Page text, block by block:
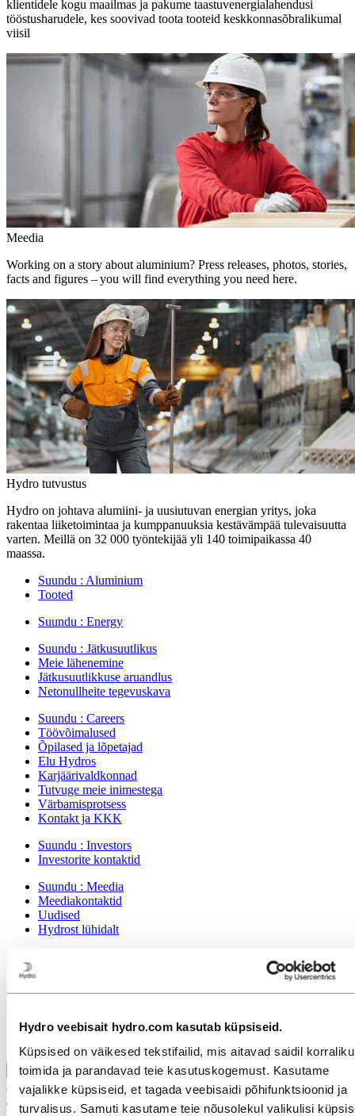
Hydro veebisait hydro.com kasutab küpsiseid.
Küpsised on väikesed tekstifailid, mis aitavad saidil
toimida ja parandavad teie kasutuskogemust. Kasutame
vajalikke küpsiseid, et tagada veebisaidi põhifunktsioonid ja
turvalisus. Samuti kasutame teie nõusolekul valikulisi
klientidele kogu maailmas ja pakume taastuvenergialahendusi
tööstusharudele, kes soovivad toota tooteid keskkonnasõbralikumal
viisil
Meedia
Working on a story about aluminium? Press releases, photos, stories,
facts and figures – you will find everything you need here.
Hydro tutvustus
Hydro on johtava alumiini- ja uusiutuvan energian yritys, joka
rakentaa liiketoimintaa ja kumppanuuksia kestävämpää tulevaisuutta
varten. Meillä on 32 000 työntekijää yli 140 toimipaikassa 40
maassa.
Suundu : Aluminium
Tooted
Suundu : Energy
Suundu : Jätkusuutlikus
Meie lähenemine
Jätkusuutlikkuse aruandlus
Netonullheite tegevuskava
Suundu : Careers
Töövõimalused
Õpilased ja lõpetajad
Elu Hydros
Karjäärivaldkonnad
Tutvuge meie inimestega
Värbamisprotsess
Kontakt ja KKK
Suundu : Investors
Investorite kontaktid
Suundu : Meedia
Meediakontaktid
Uudised
Hydrost lühidalt
Hanked
Tagasi peamenüüsse